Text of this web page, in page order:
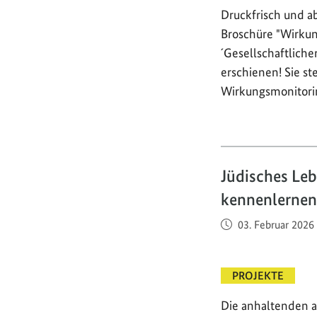
Druckfrisch und
Broschüre
erschienen! Sie
Jüdisches
kennenlernen
Veröffentlicht am
03. Februar 2026
PROJEKTE
Die anhaltenden